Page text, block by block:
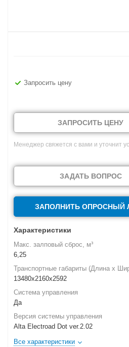
Запросить цену
ЗАПРОСИТЬ ЦЕНУ
Менеджер свяжется с вами и уточнит
ЗАДАТЬ ВОПРОС
ЗАПОЛНИТЬ ОПРОСНЫЙ
Характеристики
Макс. залповый сброс, м³
6,25
Транспортные габариты (Длина х
13480х2160х2592
Система управления
Да
Версия системы управления
Alta Electroad Dot ver.2.02
Все характеристики